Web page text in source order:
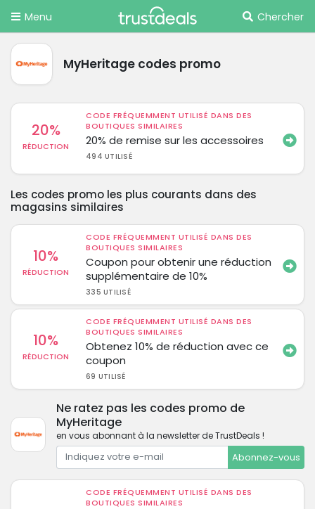
Menu Chercher
MyHeritage codes promo
20%
RÉDUCTION
CODE FRÉQUEMMENT UTILISÉ DANS DES
BOUTIQUES SIMILAIRES
20% de remise sur les accessoires
494 UTILISÉ
Les codes promo les plus courants dans des
magasins similaires
10%
RÉDUCTION
CODE FRÉQUEMMENT UTILISÉ DANS DES
BOUTIQUES SIMILAIRES
Coupon pour obtenir une réduction
supplémentaire de 10%
335 UTILISÉ
10%
RÉDUCTION
CODE FRÉQUEMMENT UTILISÉ DANS DES
BOUTIQUES SIMILAIRES
Obtenez 10% de réduction avec ce
coupon
69 UTILISÉ
Ne ratez pas les codes promo de
MyHeritage
en vous abonnant à la newsletter de TrustDeals !
Abonnez-vous
CODE FRÉQUEMMENT UTILISÉ DANS DES
BOUTIQUES SIMILAIRES